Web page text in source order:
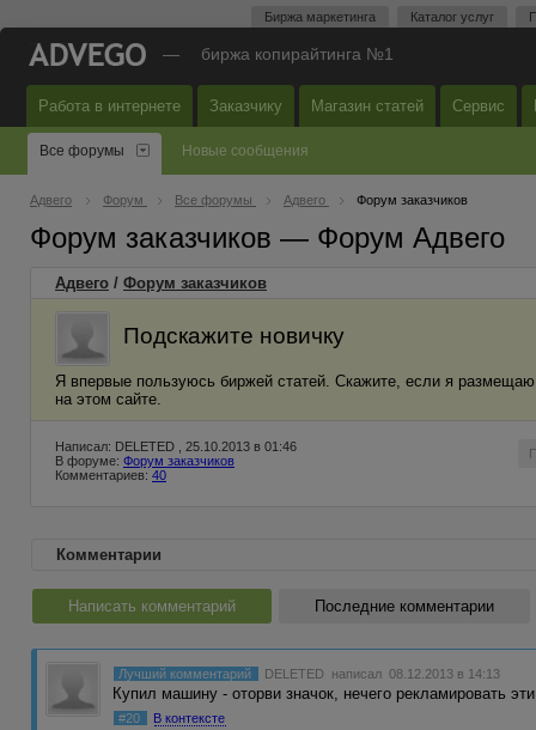
Биржа маркетинга Каталог услуг
— биржа копирайтинга №1
Работа в интернете Заказчику Магазин статей Сервис
Все форумы Новые сообщения
Адвего Форум Все форумы Адвего Форум заказчиков
Форум заказчиков — Форум Адвего
Адвего / Форум заказчиков
Подскажите новичку
Я впервые пользуюсь биржей статей. Скажите, если я
на этом сайте.
Написал: DELETED , 25.10.2013 в 01:46
В форуме: Форум заказчиков
Комментариев: 40
Комментарии
Написать комментарий Последние комментарии
Лучший комментарий DELETED написал 08.12.2013 в 14:13
Купил машину - оторви значок, нечего рекламировать
#20 В контексте